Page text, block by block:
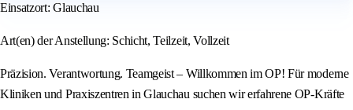
Einsatzort: Glauchau
Art(en) der Anstellung: Schicht, Teilzeit, Vollzeit
Präzision. Verantwortung. Teamgeist – Willkommen im OP! Für moderne
Kliniken und Praxiszentren in Glauchau suchen wir erfahrene OP-Kräfte